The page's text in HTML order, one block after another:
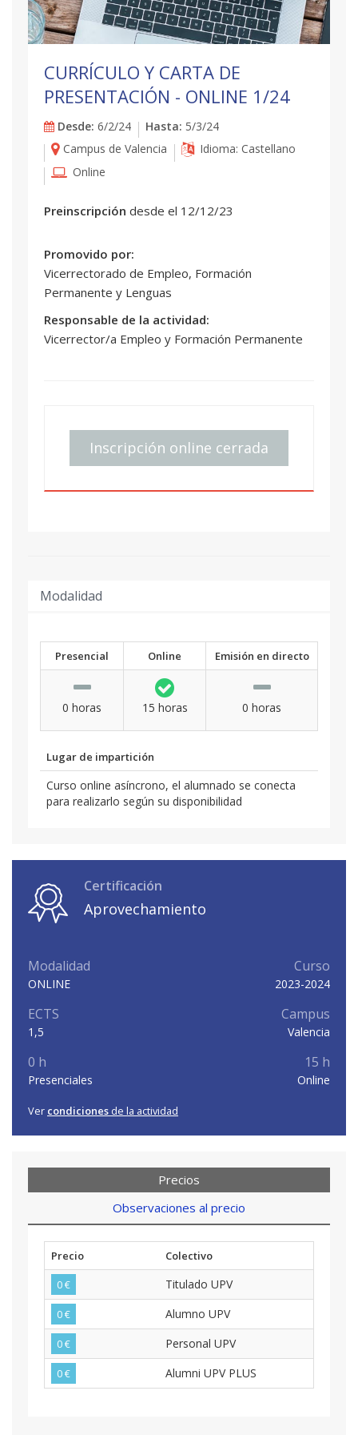
CURRÍCULO Y CARTA DE
PRESENTACIÓN - ONLINE 1/24
Desde: 6/2/24 Hasta: 5/3/24
Campus de Valencia
Idioma: Castellano
Online
Preinscripción desde el 12/12/23
Promovido por:
Vicerrectorado de Empleo, Formación
Permanente y Lenguas
Responsable de la actividad:
Vicerrector/a Empleo y Formación Permanente
Inscripción online cerrada
Modalidad
Presencial Online Emisión en directo
0 horas 15 horas 0 horas
Lugar de impartición
Curso online asíncrono, el alumnado se conecta
para realizarlo según su disponibilidad
Certificación
Aprovechamiento
Modalidad
ONLINE
Curso
2023-2024
ECTS
1,5
Campus
Valencia
0 h
Presenciales
15 h
Online
Ver condiciones de la actividad
Precios
Observaciones al precio
Precio
Colectivo
0 €
Titulado UPV
0 € Alumno UPV
0 € Personal UPV
0 € Alumni UPV PLUS